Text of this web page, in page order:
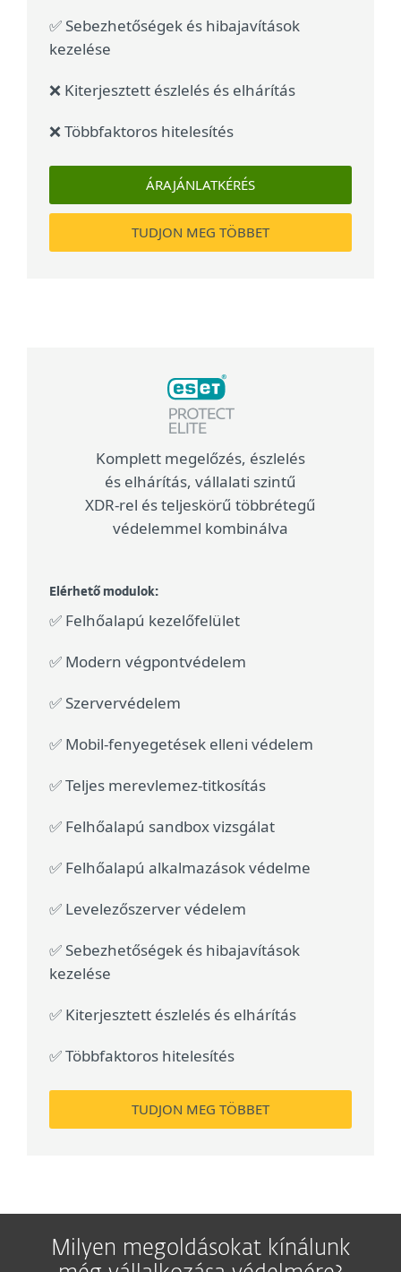
✅ Sebezhetőségek és hibajavítások
kezelése
❌ Kiterjesztett észlelés és elhárítás
❌ Többfaktoros hitelesítés
ÁRAJÁNLATKÉRÉS
TUDJON MEG TÖBBET
Komplett megelőzés, észlelés
és elhárítás, vállalati szintű
XDR-rel és teljeskörű többrétegű
védelemmel kombinálva
Elérhető modulok:
✅ Felhőalapú kezelőfelület
✅ Modern végpontvédelem
✅ Szervervédelem
✅ Mobil-fenyegetések elleni védelem
✅ Teljes merevlemez-titkosítás
✅ Felhőalapú sandbox vizsgálat
✅ Felhőalapú alkalmazások védelme
✅ Levelezőszerver védelem
✅ Sebezhetőségek és hibajavítások
kezelése
✅ Kiterjesztett észlelés és elhárítás
✅ Többfaktoros hitelesítés
TUDJON MEG TÖBBET
Milyen megoldásokat kínálunk